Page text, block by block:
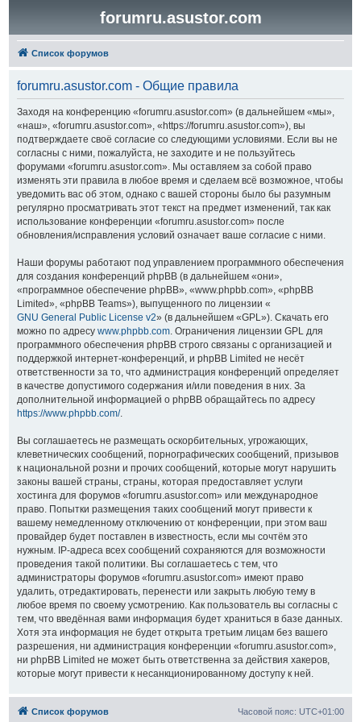
forumru.asustor.com
Список форумов
forumru.asustor.com - Общие правила
Заходя на конференцию «forumru.asustor.com» (в дальнейшем «мы»,
«наш», «forumru.asustor.com», «https://forumru.asustor.com»), вы
подтверждаете своё согласие со следующими условиями. Если вы не
согласны с ними, пожалуйста, не заходите и не пользуйтесь
форумами «forumru.asustor.com». Мы оставляем за собой право
изменять эти правила в любое время и сделаем всё возможное, чтобы
уведомить вас об этом, однако с вашей стороны было бы разумным
регулярно просматривать этот текст на предмет изменений, так как
использование конференции «forumru.asustor.com» после
обновления/исправления условий означает ваше согласие с ними.
Наши форумы работают под управлением программного обеспечения
для создания конференций phpBB (в дальнейшем «они»,
«программное обеспечение phpBB», «www.phpbb.com», «phpBB
Limited», «phpBB Teams»), выпущенного по лицензии «
GNU General Public License v2» (в дальнейшем «GPL»). Скачать его
можно по адресу www.phpbb.com. Ограничения лицензии GPL для
программного обеспечения phpBB строго связаны с организацией и
поддержкой интернет-конференций, и phpBB Limited не несёт
ответственности за то, что администрация конференций определяет
в качестве допустимого содержания и/или поведения в них. За
дополнительной информацией о phpBB обращайтесь по адресу
https://www.phpbb.com/.
Вы соглашаетесь не размещать оскорбительных, угрожающих,
клеветнических сообщений, порнографических сообщений, призывов
к национальной розни и прочих сообщений, которые могут нарушить
законы вашей страны, страны, которая предоставляет услуги
хостинга для форумов «forumru.asustor.com» или международное
право. Попытки размещения таких сообщений могут привести к
вашему немедленному отключению от конференции, при этом ваш
провайдер будет поставлен в известность, если мы сочтём это
нужным. IP-адреса всех сообщений сохраняются для возможности
проведения такой политики. Вы соглашаетесь с тем, что
администраторы форумов «forumru.asustor.com» имеют право
удалить, отредактировать, перенести или закрыть любую тему в
любое время по своему усмотрению. Как пользователь вы согласны с
тем, что введённая вами информация будет храниться в базе данных.
Хотя эта информация не будет открыта третьим лицам без вашего
разрешения, ни администрация конференции «forumru.asustor.com»,
ни phpBB Limited не может быть ответственна за действия хакеров,
которые могут привести к несанкционированному доступу к ней.
Список форумов Часовой пояс: UTC+01:00